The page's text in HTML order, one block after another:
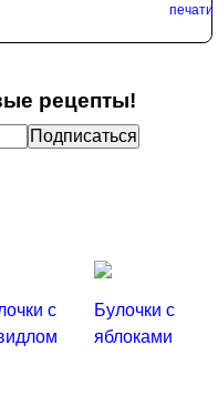
рецепты!
с
Булочки с
яблоками